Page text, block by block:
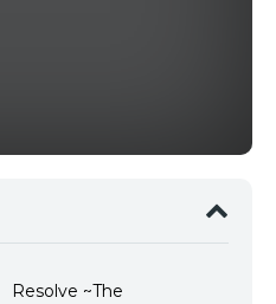
Resolve ~The